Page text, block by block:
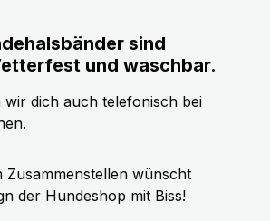
sind
und waschbar.
wir dich auch telefonisch bei
Zusammenstellen wünscht
der Hundeshop mit Biss!